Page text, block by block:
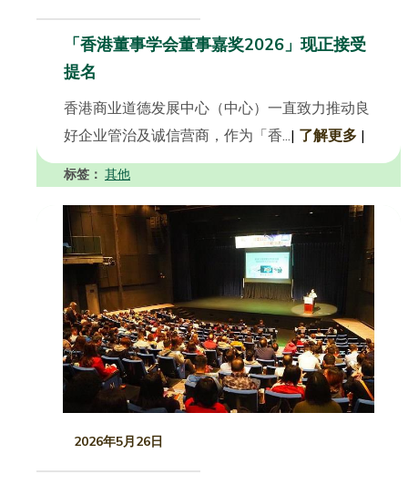
「香港董事学会董事嘉奖2026」现正接受
提名
香港商业道德发展中心（中心）一直致力推动良
好企业管治及诚信营商，作为「香...| 了解更多 |
标签： 其他
2026年5月26日